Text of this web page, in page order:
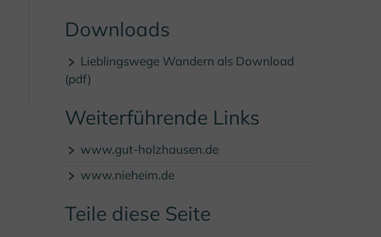
Downloads
Lieblingswege Wandern als Download
(pdf)
Weiterführende Links
www.gut-holzhausen.de
www.nieheim.de
Teile diese Seite